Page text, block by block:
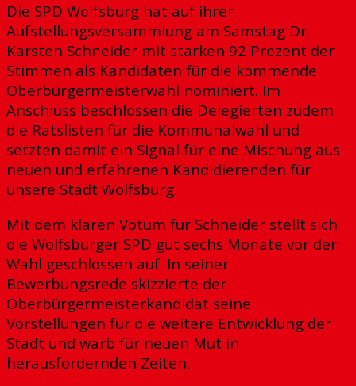
Die SPD Wolfsburg hat auf ihrer
Aufstellungsversammlung am Samstag Dr.
Karsten Schneider mit starken 92 Prozent der
Stimmen als Kandidaten für die kommende
Oberbürgermeisterwahl nominiert. Im
Anschluss beschlossen die Delegierten zudem
die Ratslisten für die Kommunalwahl und
setzten damit ein Signal für eine Mischung aus
neuen und erfahrenen Kandidierenden für
unsere Stadt Wolfsburg.
Mit dem klaren Votum für Schneider stellt sich
die Wolfsburger SPD gut sechs Monate vor der
Wahl geschlossen auf. In seiner
Bewerbungsrede skizzierte der
Oberbürgermeisterkandidat seine
Vorstellungen für die weitere Entwicklung der
Stadt und warb für neuen Mut in
herausfordernden Zeiten.